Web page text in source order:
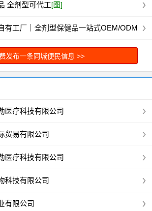
全剂型可代工[图]
有工厂｜全剂型保健品一站式OEM/ODM
发布一条同城便民信息 >>
医疗科技有限公司
贸易有限公司
医疗科技有限公司
科技有限公司
有限公司